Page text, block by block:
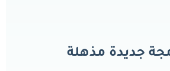
جديدة مذهلة